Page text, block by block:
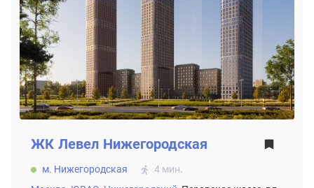
ЖК Левел Нижегородская
м. Нижегородская
4 мин.